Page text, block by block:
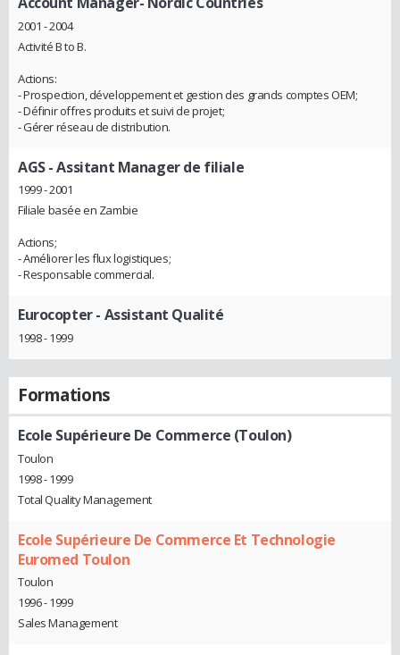
2001 - 2004
Activité B to B.
Actions:
- Prospection, développement et gestion des grands comptes OEM;
- Définir offres produits et suivi de projet;
- Gérer réseau de distribution.
AGS- Assitant Manager de filiale
1999 - 2001
Filiale basée en Zambie
Actions;
- Améliorer les flux logistiques;
- Responsable commercial.
Eurocopter- Assistant Qualité
1998 - 1999
Formations
Ecole Supérieure De Commerce (Toulon)
Toulon
1998 - 1999
Total Quality Management
Ecole Supérieure De Commerce Et Technologie
Euromed Toulon
Toulon
1996 - 1999
Sales Management